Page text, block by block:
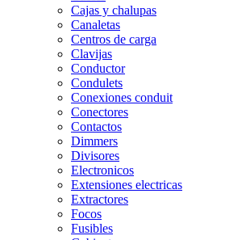
Cajas y chalupas
Canaletas
Centros de carga
Clavijas
Conductor
Condulets
Conexiones conduit
Conectores
Contactos
Dimmers
Divisores
Electronicos
Extensiones electricas
Extractores
Focos
Fusibles